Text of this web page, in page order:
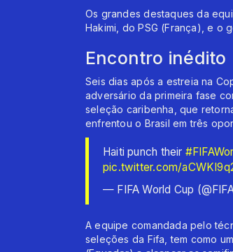
Os grandes destaques da
Hakimi, do PSG (França), e o
Encontro inédito
Seis dias após a estreia na
adversário da primeira fase
seleção caribenha, que
enfrentou o Brasil em três
Haiti punch their
pic.twitter.com/
— FIFA World Cup
A equipe comandada pelo
seleções da Fifa, tem como